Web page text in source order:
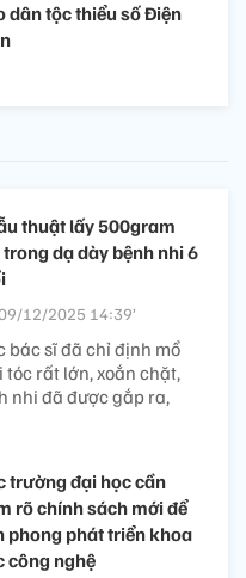
dân tộc thiểu số Điện
thuật lấy 500gram
dạ dày bệnh nhi 6
12/2025 14:39’
bác sĩ đã chỉ định mổ
tóc rất lớn, xoắn chặt,
nhi đã được gắp ra,
trường đại học cần
rõ chính sách mới để
phong phát triển khoa
công nghệ